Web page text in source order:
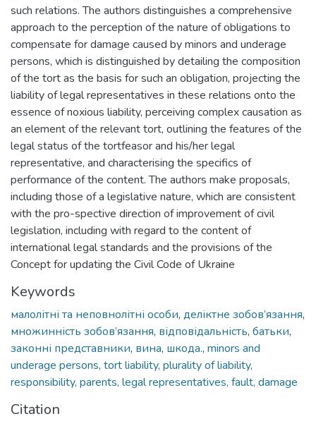
such relations. The authors distinguishes a comprehensive
approach to the perception of the nature of obligations to
compensate for damage caused by minors and underage
persons, which is distinguished by detailing the composition
of the tort as the basis for such an obligation, projecting the
liability of legal representatives in these relations onto the
essence of noxious liability, perceiving complex causation as
an element of the relevant tort, outlining the features of the
legal status of the tortfeasor and his/her legal
representative, and characterising the specifics of
performance of the content. The authors make proposals,
including those of a legislative nature, which are consistent
with the pro-spective direction of improvement of civil
legislation, including with regard to the content of
international legal standards and the provisions of the
Concept for updating the Civil Code of Ukraine
Keywords
малолітні та неповнолітні особи, деліктне зобов’язання,
множинність зобов’язання, відповідальність, батьки,
законні представники, вина, шкода., minors and
underage persons, tort liability, plurality of liability,
responsibility, parents, legal representatives, fault, damage
Citation